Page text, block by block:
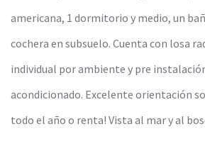
americana, 1 dormitorio y medio, un
cochera en subsuelo. Cuenta con losa
individual por ambiente y pre
acondicionado. Excelente orientación
todo el año o renta! Vista al mar y al